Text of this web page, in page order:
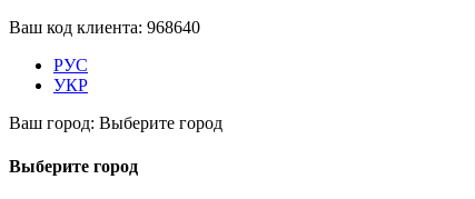
Ваш код клиента: 968640
РУС
УКР
Ваш город: Выберите город
Выберите город